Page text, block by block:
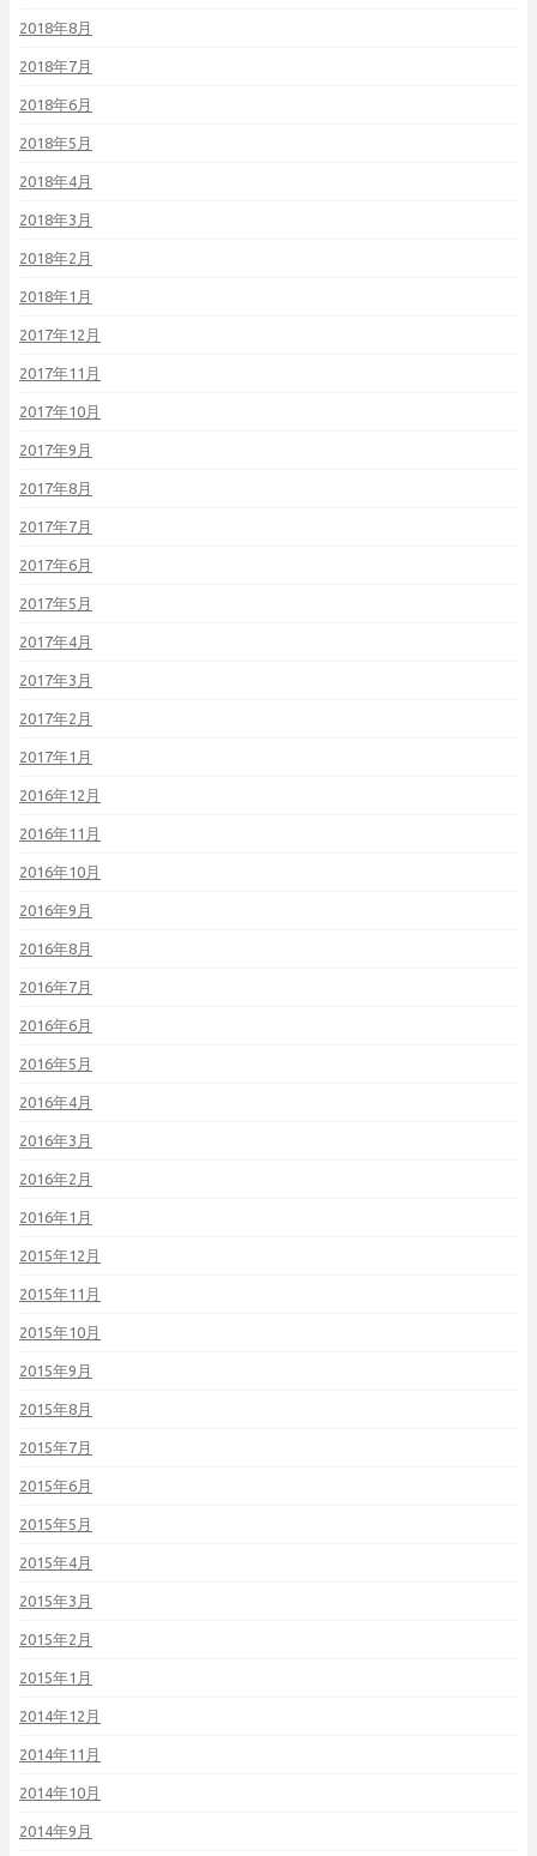
2018年8月
2018年7月
2018年6月
2018年5月
2018年4月
2018年3月
2018年2月
2018年1月
2017年12月
2017年11月
2017年10月
2017年9月
2017年8月
2017年7月
2017年6月
2017年5月
2017年4月
2017年3月
2017年2月
2017年1月
2016年12月
2016年11月
2016年10月
2016年9月
2016年8月
2016年7月
2016年6月
2016年5月
2016年4月
2016年3月
2016年2月
2016年1月
2015年12月
2015年11月
2015年10月
2015年9月
2015年8月
2015年7月
2015年6月
2015年5月
2015年4月
2015年3月
2015年2月
2015年1月
2014年12月
2014年11月
2014年10月
2014年9月